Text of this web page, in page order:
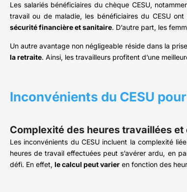
Les salariés bénéficiaires du chèque CESU,
travail ou de maladie, les bénéficiaires du CESU
sécurité financière et sanitaire. D’autre part, les
Un autre avantage non négligeable réside dans la
la retraite. Ainsi, les travailleurs profitent d’une
Inconvénients du CESU
Complexité des heures travaillées
Les inconvénients du CESU incluent la complexité
heures de travail effectuées peut s’avérer ardu, en
défi. En effet, le calcul peut varier en fonction des